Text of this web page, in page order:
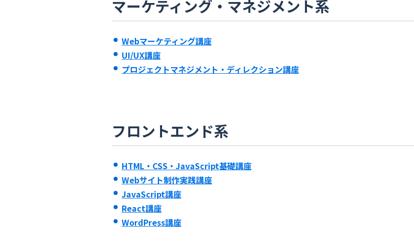
マーケティング・マネジメント系
Webマーケティング講座
UI/UX講座
プロジェクトマネジメント・ディレクション講座
フロントエンド系
HTML・CSS・JavaScript基礎講座
Webサイト制作実践講座
JavaScript講座
React講座
WordPress講座